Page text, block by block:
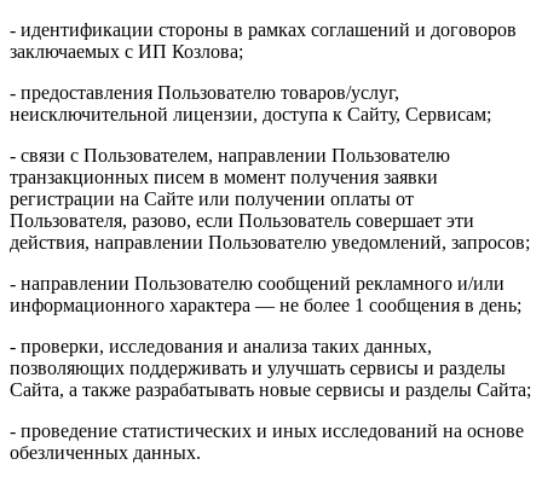
- идентификации стороны в рамках соглашений и договоров
заключаемых с ИП Козлова;
- предоставления Пользователю товаров/услуг,
неисключительной лицензии, доступа к Сайту, Сервисам;
- связи с Пользователем, направлении Пользователю
транзакционных писем в момент получения заявки
регистрации на Сайте или получении оплаты от
Пользователя, разово, если Пользователь совершает эти
действия, направлении Пользователю уведомлений, запросов;
- направлении Пользователю сообщений рекламного и/или
информационного характера — не более 1 сообщения в день;
- проверки, исследования и анализа таких данных,
позволяющих поддерживать и улучшать сервисы и разделы
Сайта, а также разрабатывать новые сервисы и разделы Сайта;
- проведение статистических и иных исследований на основе
обезличенных данных.